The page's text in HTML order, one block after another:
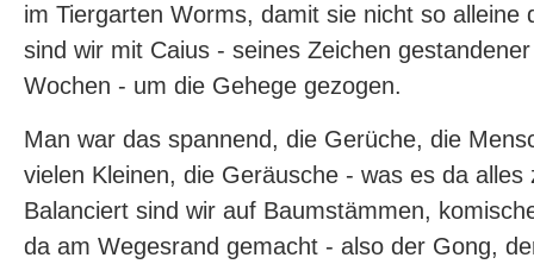
im Tiergarten Worms, damit sie nicht so alleine
sind wir mit Caius - seines Zeichen
Wochen - um die Gehege gezogen.
Man war das spannend, die Gerüche, die
vielen Kleinen, die Geräusche - was es da alles
Balanciert sind wir auf Baumstämmen,
da am Wegesrand gemacht - also der Gong,